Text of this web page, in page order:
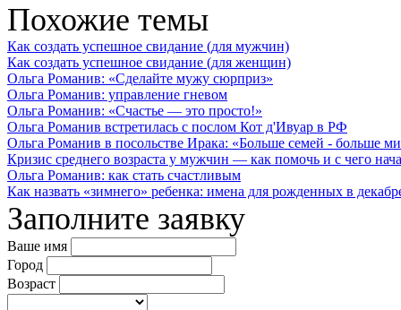
Похожие темы
Как создать успешное свидание (для мужчин)
Как создать успешное свидание (для женщин)
Ольга Романив: «Сделайте мужу сюрприз»
Ольга Романив: управление гневом
Ольга Романив: «Счастье — это просто!»
Ольга Романив встретилась с послом Кот д'Ивуар в РФ
Ольга Романив в посольстве Ирака: «Больше семей - больше
Кризис среднего возраста у мужчин — как помочь и с чего
Ольга Романив: как стать счастливым
Как назвать «зимнего» ребенка: имена для рожденных в
Заполните заявку
Ваше имя
Город
Возраст